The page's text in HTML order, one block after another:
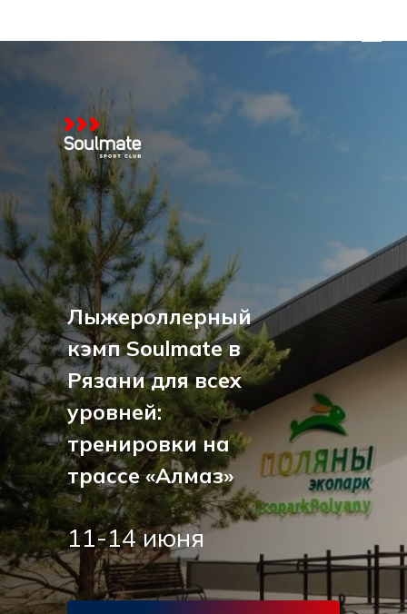
Лыжероллерный
кэмп Soulmate в
Рязани для всех
уровней:
тренировки на
трассе «Алмаз»
11-14 июня